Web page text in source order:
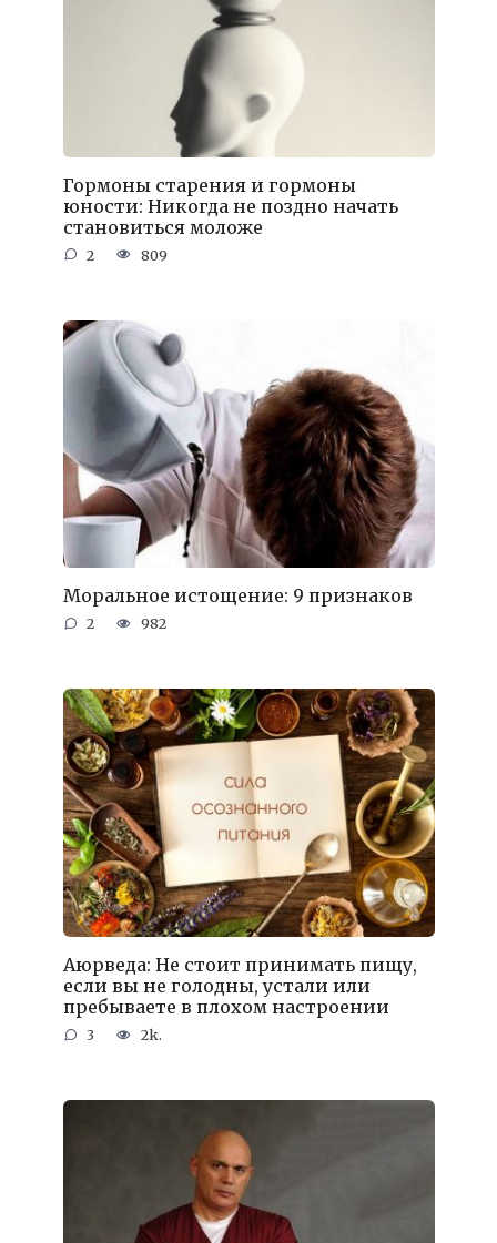
Гормоны старения и гормоны
юности: Никогда не поздно начать
становиться моложе
2 809
Моральное истощение: 9 признаков
2 982
Аюрведа: Не стоит принимать пищу,
если вы не голодны, устали или
пребываете в плохом настроении
3 2k.